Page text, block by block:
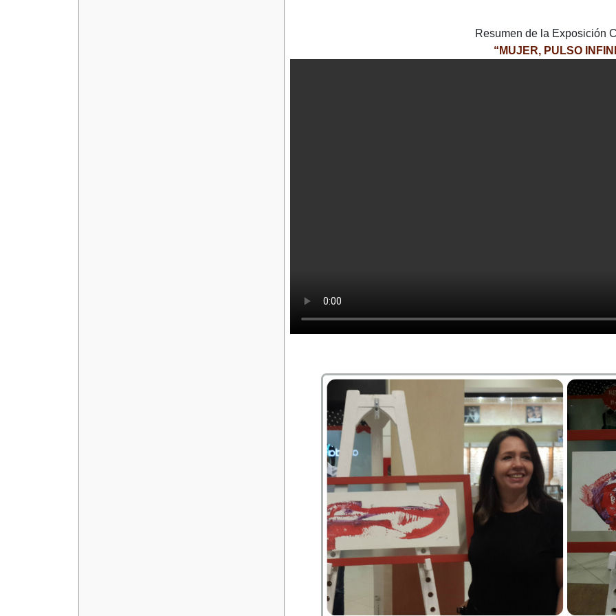
Resumen de la Exposición
“MUJER, PULSO